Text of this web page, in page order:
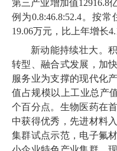
第三产业增加值12916.8
例为0.8:46.8:52.4。按常
19.06万元，比上年增长4.
新动能持续壮大。
转型、融合式发展，加
服务业为支撑的现代化
值占规模以上工业总产
个百分点。生物医药在
中获得优秀，先进材料
集群试点示范，电子氟